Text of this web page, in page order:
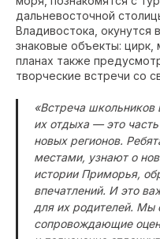
дальневосточной
Владивостока, окунутся
знаковые объекты: цирк,
планах также
творческие встречи со
«Встреча школьников
их отдыха — это
новых регионов.
местами, узнают о
истории Приморья,
впечатлений. И это
для их родителей. Мы
сопровождающие